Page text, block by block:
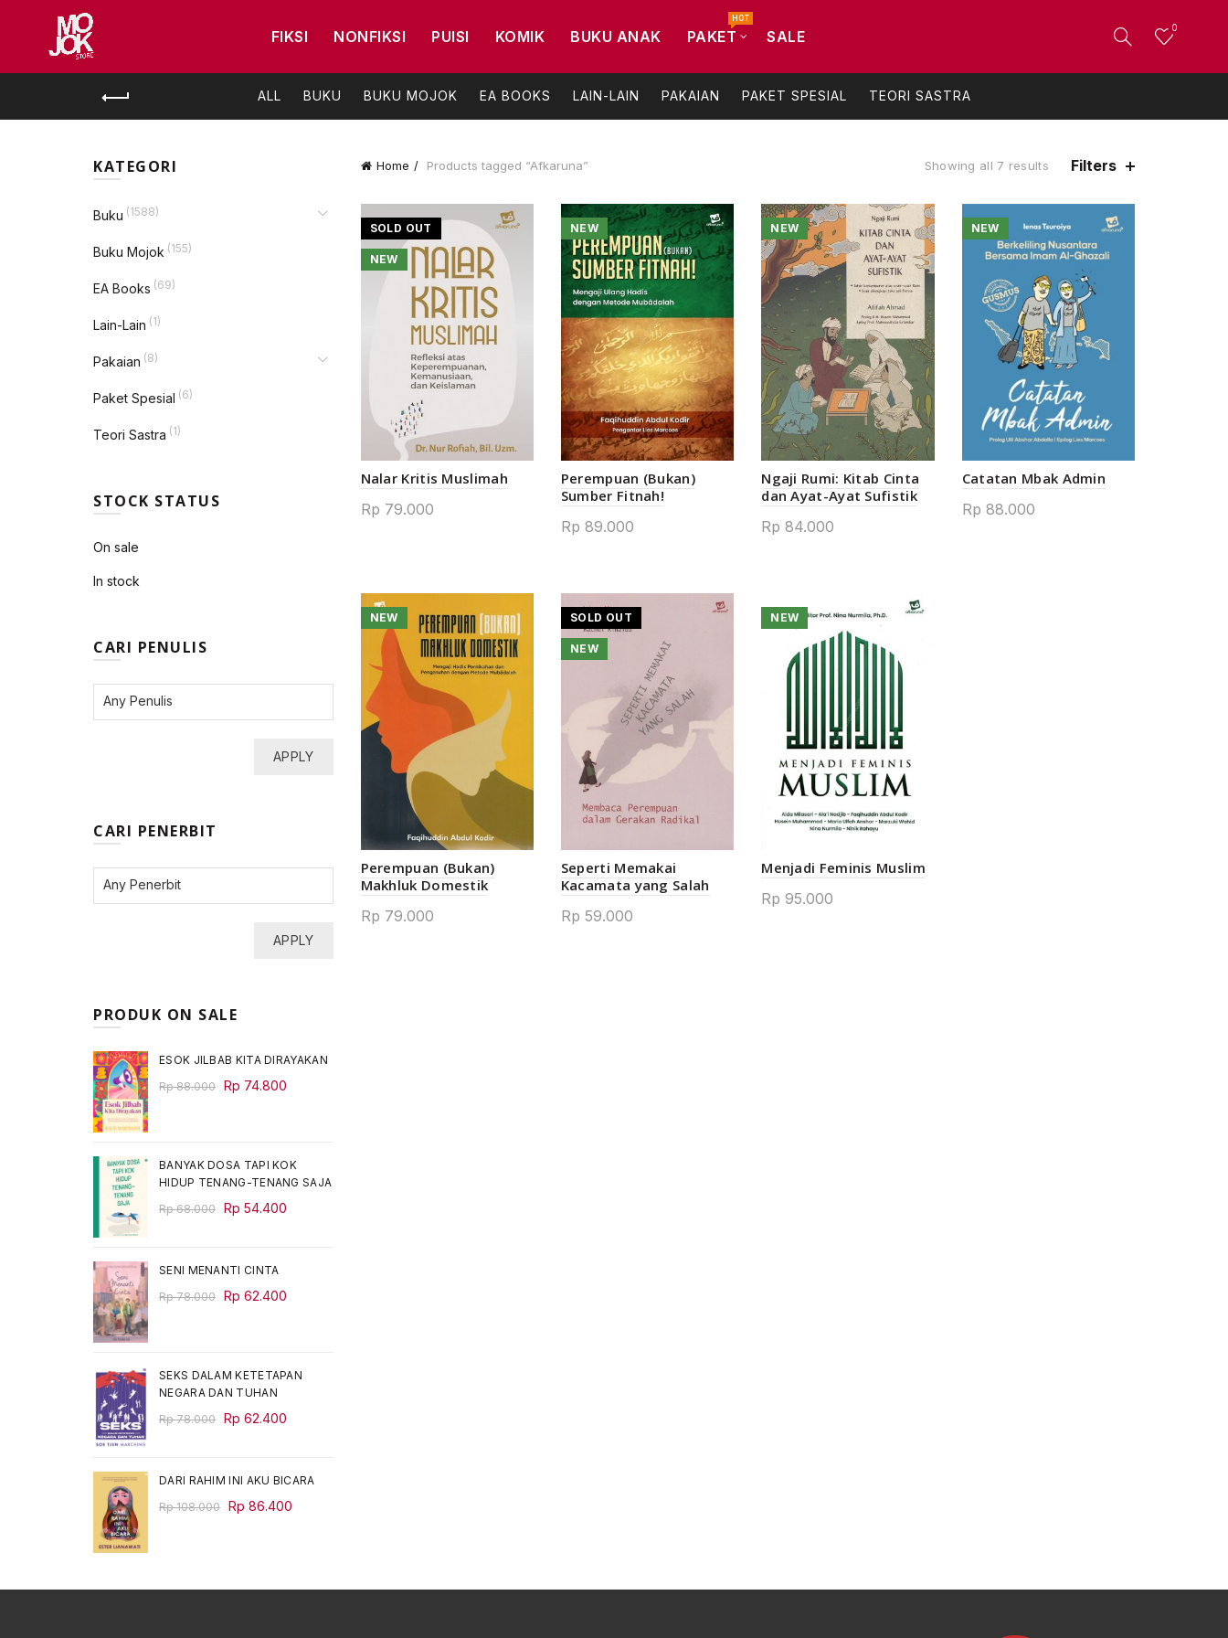
FIKSI NONFIKSI PUISI KOMIK BUKU ANAK PAKET
HOT
SALE 0
ALL BUKU BUKU MOJOK EA BOOKS LAIN-LAIN PAKAIAN PAKET SPESIAL TEORI SASTRA
Home Products tagged “Afkaruna” Showing all 7 results Sorted
popularity
Filters
SOLD OUT
NEW
Nalar Kritis Muslimah
Rp 79.000
NEW
Perempuan (Bukan)
Sumber Fitnah!
Rp 89.000
NEW
Ngaji Rumi: Kitab Cinta
dan Ayat-Ayat Sufistik
Rp 84.000
NEW
Catatan Mbak Admin
Rp 88.000
NEW
Perempuan (Bukan)
Makhluk Domestik
Rp 79.000
SOLD OUT
NEW
Seperti Memakai
Kacamata yang Salah
Rp 59.000
NEW
Menjadi Feminis Muslim
Rp 95.000
KATEGORI
Buku (1588)
Buku Mojok (155)
EA Books (69)
Lain-Lain (1)
Pakaian (8)
Paket Spesial (6)
Teori Sastra (1)
STOCK STATUS
On sale
In stock
CARI PENULIS
APPLY
CARI PENERBIT
APPLY
PRODUK ON SALE
ESOK JILBAB KITA DIRAYAKAN
Rp88.000 Original
Rp 74.800
BANYAK DOSA TAPI KOK
HIDUP TENANG-TENANG SAJA
Rp68.000 Original
Rp 68.000.
Rp 54.400
SENI MENANTI CINTA
Rp78.000 Original
Rp 62.400
SEKS DALAM KETETAPAN
NEGARA DAN TUHAN
Rp78.000 Original
Rp 78.000.
Rp 62.400
Rp 62.400.
DARI RAHIM INI AKU BICARA
Rp108.000 Original
Rp 86.400